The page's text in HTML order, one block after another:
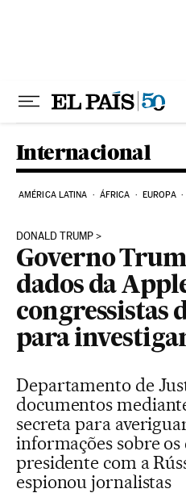
Internacional
AMÉRICA LATINA ÁFRICA EUROPA
DONALD TRUMP
Governo
dados da
congressistas
para
Departamento de
documentos
secreta para
informações sobre
presidente com a
espionou jornalistas